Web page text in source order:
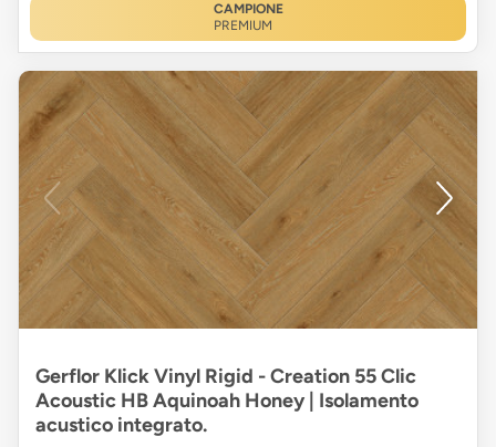
CAMPIONE
PREMIUM
Gerflor Klick Vinyl Rigid - Creation 55 Clic
Acoustic HB Aquinoah Honey | Isolamento
acustico integrato.